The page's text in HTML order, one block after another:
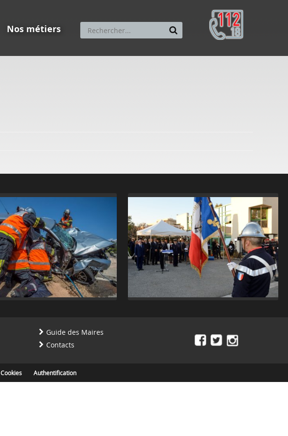
Nos métiers
Guide des Maires
Contacts
Cookies Authentification